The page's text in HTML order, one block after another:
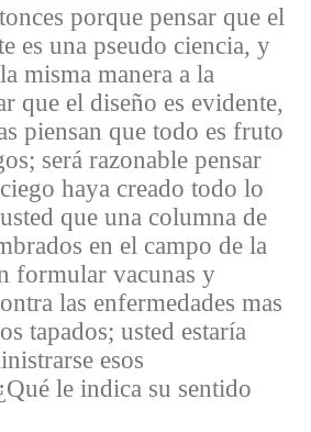
porque pensar que el
es una pseudo ciencia, y
misma manera a la
que el diseño es evidente,
piensan que todo es fruto
será razonable pensar
haya creado todo lo
que una columna de
en el campo de la
formular vacunas y
las enfermedades mas
tapados; usted estaría
esos
le indica su sentido